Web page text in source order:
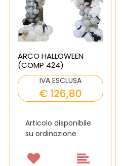
ARCO HALLOWEEN
(COMP 424)
IVA ESCLUSA
€ 126,80
Articolo disponibile
su ordinazione